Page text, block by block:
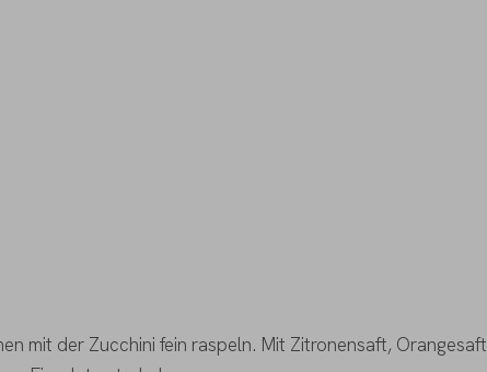
mit der Zucchini fein raspeln. Mit Zitronensaft, Orangesaft